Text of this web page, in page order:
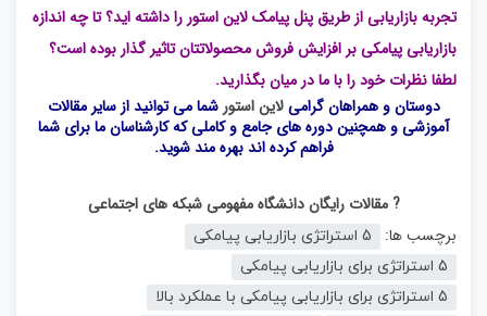
تجربه بازاریابی از طریق پنل پیامک لاین استور را داشته اید؟ تا چه اندازه
بازاریابی پیامکی بر افزایش فروش محصولاتتان تاثیر گذار بوده است؟
لطفا نظرات خود را با ما در میان بگذارید.
دوستان و همراهان گرامیلاین استور شما می توانید از سایر مقالات
آموزشی و همچنین دوره های جامع و کاملی که کارشناسان ما برای شما
فراهم کرده اند بهره مند شوید.
? مقالات رایگان دانشگاه مفهومی شبکه های اجتماعی
برچسب ها:
5 استراتژی بازاریابی پیامکی
5 استراتژی برای بازاریابی پیامکی
5 استراتژی برای بازاریابی پیامکی با عملکرد بالا